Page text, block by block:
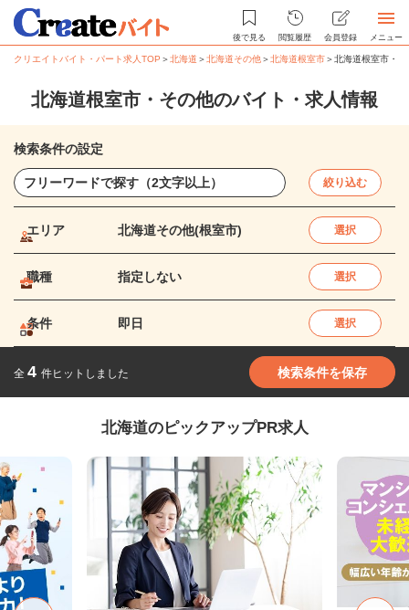
後で見る 閲覧履歴 会員登録 メニュー
クリエイトバイト・パート求人TOP ＞北海道 ＞北海道その他＞北海道根室市＞北海道根室市・
北海道根室市・その他のバイト・求人情報
検索条件の設定
絞り込む
エリア 北海道その他(根室市) 選択
職種 指定しない 選択
条件 即日 選択
全 4 件ヒットしました 検索条件を保存
北海道のピックアップPR求人